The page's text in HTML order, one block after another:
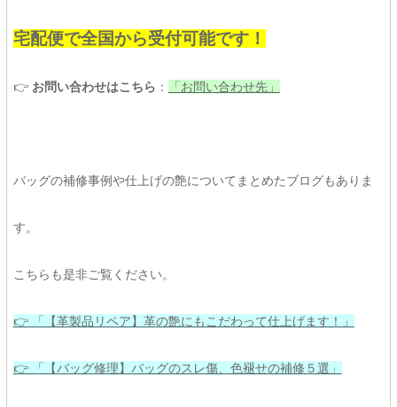
宅配便で全国から受付可能です！
👉 お問い合わせはこちら ： 「お問い合わせ先」
バッグの補修事例や仕上げの艶についてまとめたブログもありま
す。
こちらも是非ご覧ください。
👉 「【革製品リペア】革の艶にもこだわって仕上げます！」
👉 「【バッグ修理】バッグのスレ傷、色褪せの補修５選」